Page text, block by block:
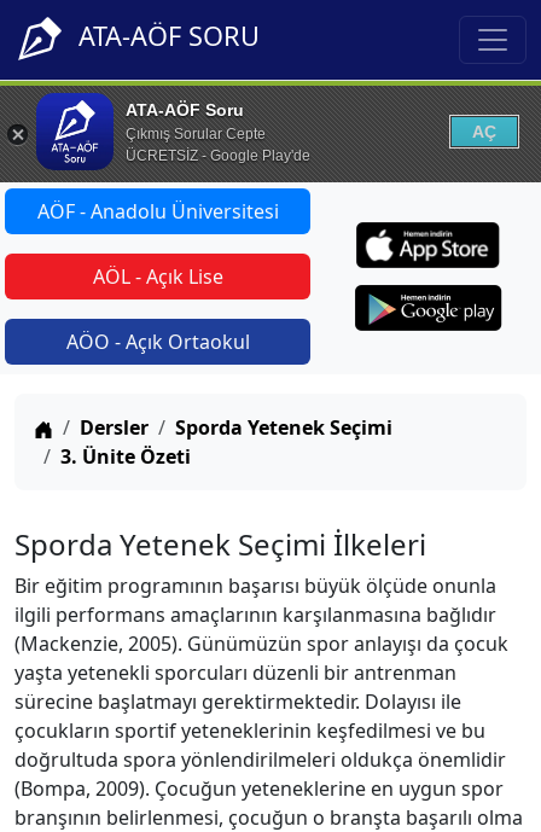
ATA-AÖF SORU
ATA-AÖF Soru
Çıkmış Sorular Cepte
ÜCRETSİZ - Google Play'de
AÇ
AÖF - Anadolu Üniversitesi
AÖL - Açık Lise
AÖO - Açık Ortaokul
Anasayfa
Dersler
Sporda Yetenek Seçimi
3. Ünite Özeti
Sporda Yetenek Seçimi İlkeleri
Bir eğitim programının başarısı büyük ölçüde onunla
ilgili performans amaçlarının karşılanmasına bağlıdır
(Mackenzie, 2005). Günümüzün spor anlayışı da çocuk
yaşta yetenekli sporcuları düzenli bir antrenman
sürecine başlatmayı gerektirmektedir. Dolayısı ile
çocukların sportif yeteneklerinin keşfedilmesi ve bu
doğrultuda spora yönlendirilmeleri oldukça önemlidir
(Bompa, 2009). Çocuğun yeteneklerine en uygun spor
branşının belirlenmesi, çocuğun o branşta başarılı olma